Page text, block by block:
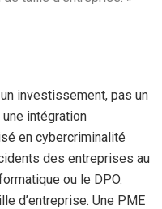
investissement, pas un
intégration
en cybercriminalité
des entreprises au
ou le DPO.
d’entreprise. Une PME